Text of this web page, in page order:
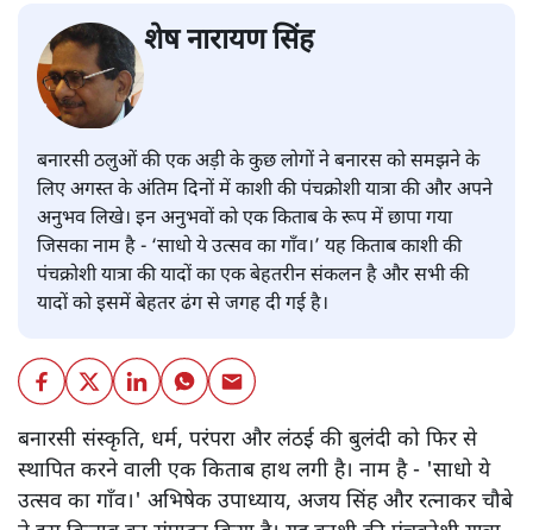
शेष नारायण सिंह
बनारसी ठलुओं की एक अड़ी के कुछ लोगों ने बनारस को समझने के
लिए अगस्त के अंतिम दिनों में काशी की पंचक्रोशी यात्रा की और अपने
अनुभव लिखे। इन अनुभवों को एक किताब के रूप में छापा गया
जिसका नाम है - ‘साधो ये उत्सव का गाँव।’ यह किताब काशी की
पंचक्रोशी यात्रा की यादों का एक बेहतरीन संकलन है और सभी की
यादों को इसमें बेहतर ढंग से जगह दी गई है।
बनारसी संस्कृति, धर्म, परंपरा और लंठई की बुलंदी को फिर से
स्थापित करने वाली एक किताब हाथ लगी है। नाम है - 'साधो ये
उत्सव का गाँव।' अभिषेक उपाध्याय, अजय सिंह और रत्नाकर चौबे